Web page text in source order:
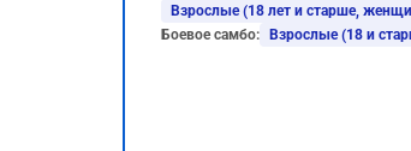
Взрослые (18 лет и старше,
Боевое самбо:
Взрослые (18 и